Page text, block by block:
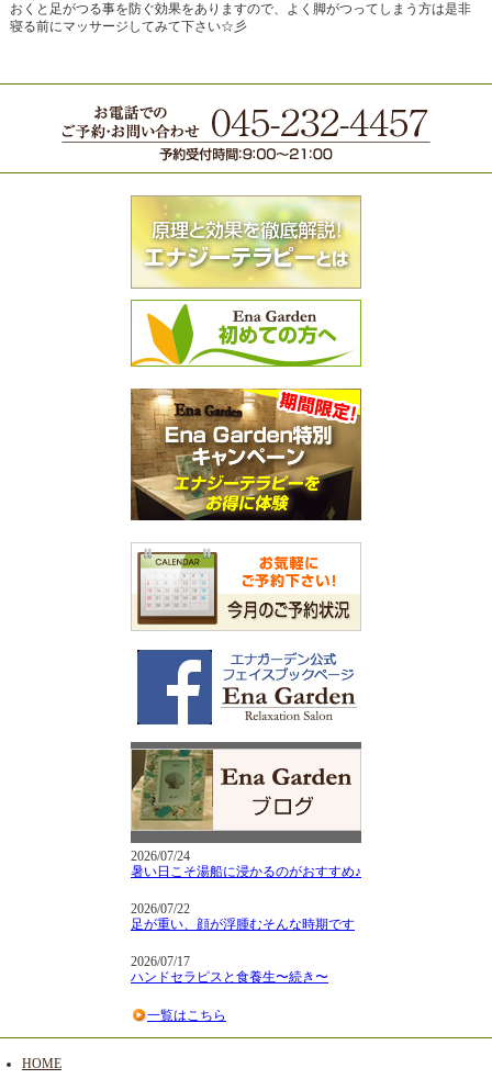
おくと足がつる事を防ぐ効果をありますので、よく脚がつってしまう方は是非
寝る前にマッサージしてみて下さい☆彡
2026/07/24
暑い日こそ湯船に浸かるのがおすすめ♪
2026/07/22
足が重い、顔が浮腫むそんな時期です
2026/07/17
ハンドセラピスと食養生〜続き〜
一覧はこちら
HOME